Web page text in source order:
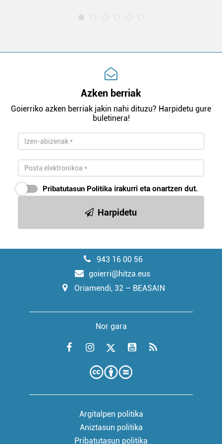
Azken berriak
Goierriko azken berriak jakin nahi dituzu? Harpidetu gure
buletinera!
Pribatutasun Politika irakurri eta onartzen dut.
Harpidetu
943 16 00 56
goierri@hitza.eus
Oriamendi, 32 – BEASAIN
Nor gara
Argitalpen politika
Aniztasun politika
Pribatutasun politika